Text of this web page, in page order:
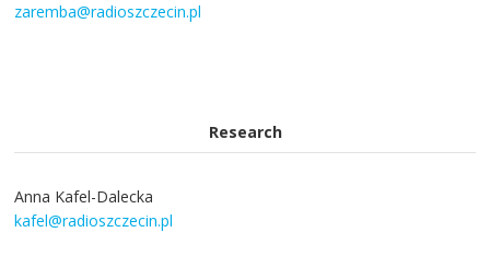
zaremba@radioszczecin.pl
Research
Anna Kafel-Dalecka
kafel@radioszczecin.pl